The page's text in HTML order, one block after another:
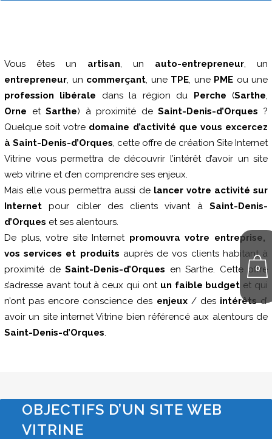
0
Vous êtes un artisan, un auto-entrepreneur, un
entrepreneur, un commerçant, une TPE, une PME ou une
profession libérale dans la région du Perche (Sarthe,
Orne etSarthe) à proximité deSaint-Denis-d’Orques ?
Quelque soit votre domaine d’activité que vous excercez
à Saint-Denis-d’Orques, cette offre de création Site Internet
Vitrine vous permettra de découvrir l’intérêt d’avoir un site
web vitrine et d’en comprendre ses enjeux.
Mais elle vous permettra aussi de lancer votre activité sur
Internet pour cibler des clients vivant à Saint-Denis-
d’Orques et ses alentours.
De plus, votre site Internet promouvra votre entreprise,
vos services et produits auprès de vos clients habitant à
proximité de Saint-Denis-d’Orques en Sarthe. Cette offre
s’adresse avant tout à ceux qui ont un faible budget et qui
n’ont pas encore conscience des enjeux/ des intérêtsd’
avoir un site internet Vitrine bien référencé aux alentours de
Saint-Denis-d’Orques.
OBJECTIFS D’UN SITE WEB
VITRINE